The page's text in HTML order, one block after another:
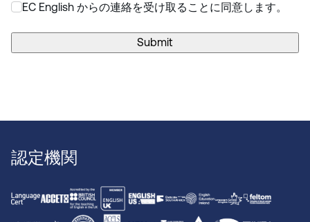
EC English からの連絡を受け取ることに同意します。
Submit
認定機関